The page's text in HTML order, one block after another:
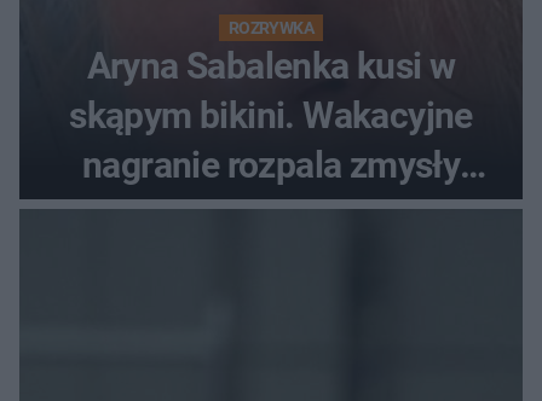
ROZRYWKA
Aryna Sabalenka kusi w
skąpym bikini. Wakacyjne
nagranie rozpala zmysły
fanów